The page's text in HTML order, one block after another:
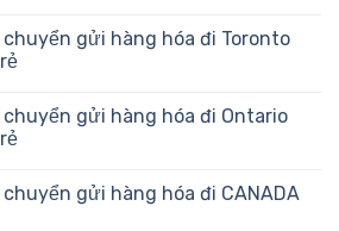
chuyển gửi hàng hóa đi Toronto
chuyển gửi hàng hóa đi Ontario
gửi hàng hóa đi CANADA